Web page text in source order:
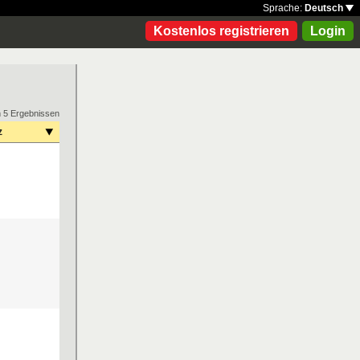
Sprache: Deutsch
Kostenlos registrieren Login
5 Ergebnissen